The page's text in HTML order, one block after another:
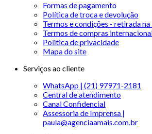
Formas de pagamento
Política de troca e devolução
Termos e condições - retirada na
Termos de compras
Politica de privacidade
Mapa do site
Serviços ao cliente
WhatsApp | (21) 97971-2181
Central de atendimento
Canal Confidencial
Assessoria de Imprensa |
paula@agenciaamais.com.br